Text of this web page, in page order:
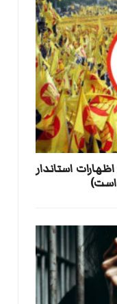
استاندار
است)